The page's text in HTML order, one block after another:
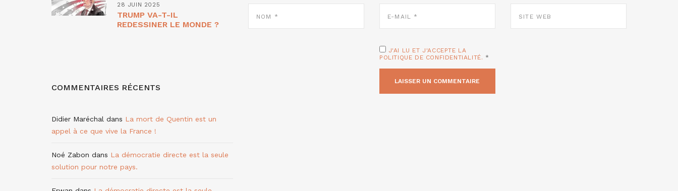
MAIL
WEB
J'AI LU ET J'ACCEPTE LA
POLITIQUE DE CONFIDENTIALITÉ. *
28 JUIN 2025
TRUMP VA-T-IL
REDESSINER LE MONDE ?
COMMENTAIRES RÉCENTS
Didier Maréchal dans La mort de Quentin est un
appel à ce que vive la France !
Noé Zabon dans La démocratie directe est la seule
solution pour notre pays.